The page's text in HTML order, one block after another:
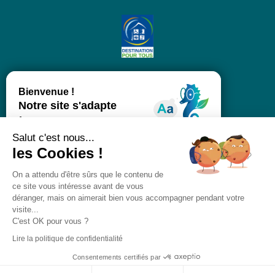
Salut c'est nous...
les Cookies !
On a attendu d'être sûrs que le contenu de
ce site vous intéresse avant de vous
déranger, mais on aimerait bien vous accompagner pendant votre
visite...
C'est OK pour vous ?
Lire la politique de confidentialité
Consentements certifiés par